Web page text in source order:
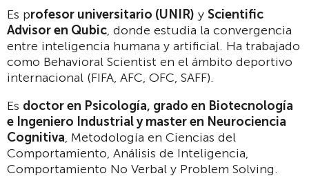
Es profesor universitario (UNIR) y Scientific
Advisor en Qubic, donde estudia la convergencia
entre inteligencia humana y artificial. Ha trabajado
como Behavioral Scientist en el ámbito deportivo
internacional (FIFA, AFC, OFC, SAFF).
Es doctor en Psicología, grado en Biotecnología
e Ingeniero Industrial y master en Neurociencia
Cognitiva, Metodología en Ciencias del
Comportamiento, Análisis de Inteligencia,
Comportamiento No Verbal y Problem Solving.